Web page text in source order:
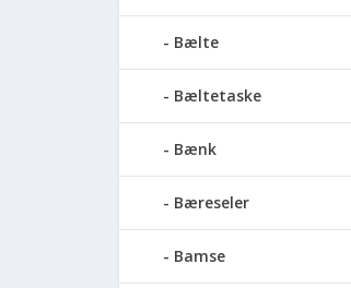
Bælte
Bæltetaske
Bænk
Bæreseler
Bamse